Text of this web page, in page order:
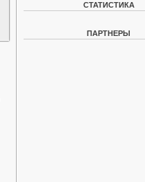
СТАТИСТИКА
ПАРТНЕРЫ